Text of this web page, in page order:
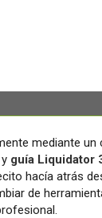
mediante un
. y guía Liquidator
hacía atrás
de